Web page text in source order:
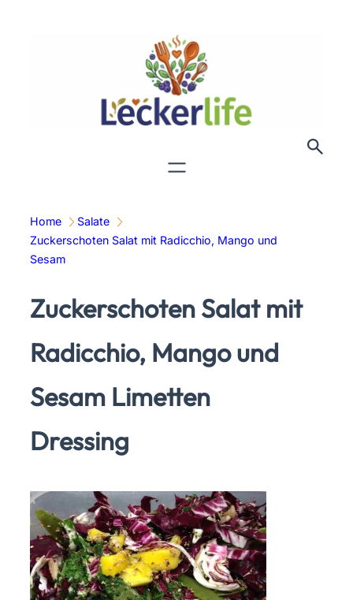
Home
Salate
Zuckerschoten Salat mit Radicchio, Mango und
Sesam
Zuckerschoten Salat mit
Radicchio, Mango und
Sesam Limetten
Dressing